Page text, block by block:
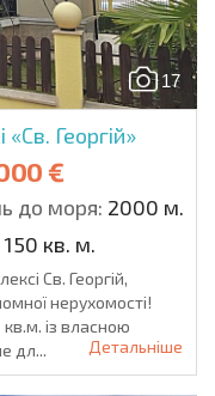
17
Георгій»
€
до моря: 2000 м.
150 кв. м.
Св. Георгій,
нерухомості!
із власною
дл...
Детальніше